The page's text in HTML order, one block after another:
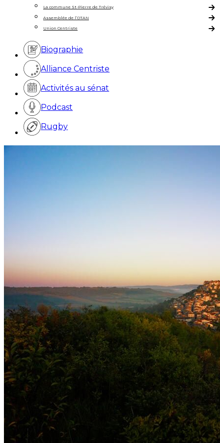
La commune St-Pierre de Trévisy
Assemblée de l’OTAN
Union Centriste
Biographie
Alliance Centriste
Activités au sénat
Podcast
Rugby